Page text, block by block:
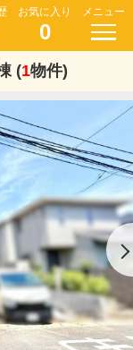
お気に入り
0
メニュー
(1物件)